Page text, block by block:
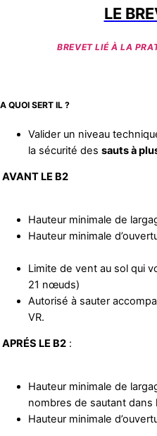
LE
BREVET LIÉ À LA
A QUOI SERT IL ?
Valider un niveau
la sécurité des sauts à
AVANT LE B2
Hauteur minimale de
Hauteur minimale
Limite de vent au sol qui
21 nœuds)
Autorisé à sauter
APRÉS LE B2 :
Hauteur minimale de
nombres de sautant dans
Hauteur minimale